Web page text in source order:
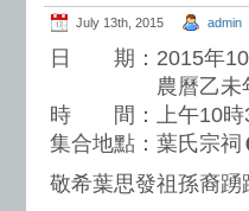
July 13th, 2015 admin
日 期：2015年10
農曆乙未年
時 間：上午10時
集合地點：葉氏宗
敬希葉思發祖孫裔踴